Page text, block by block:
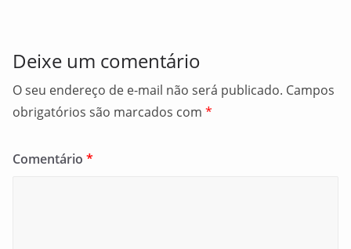
Deixe um comentário
O seu endereço de e-mail não será publicado. Campos
obrigatórios são marcados com *
Comentário *